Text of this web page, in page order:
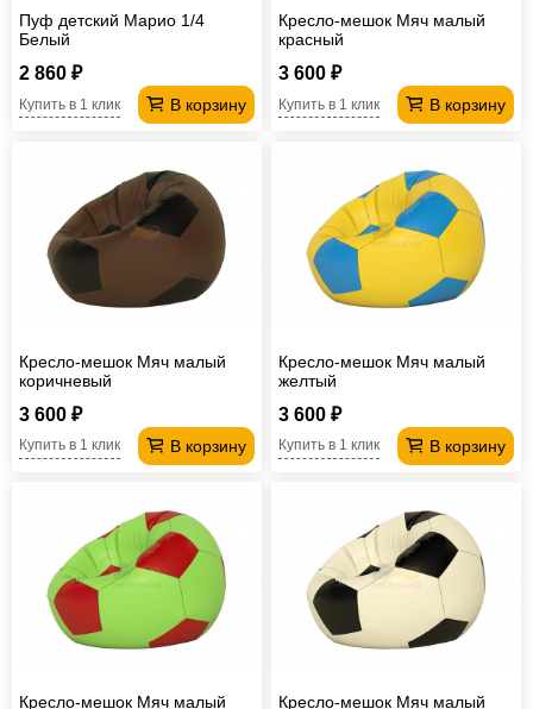
Пуф детский Марио 1/4
Белый
2 860 ₽
В корзину
Купить в 1 клик
Кресло-мешок Мяч малый
красный
3 600 ₽
В корзину
Купить в 1 клик
Кресло-мешок Мяч малый
коричневый
3 600 ₽
В корзину
Купить в 1 клик
Кресло-мешок Мяч малый
желтый
3 600 ₽
В корзину
Купить в 1 клик
Кресло-мешок Мяч малый Кресло-мешок Мяч малый